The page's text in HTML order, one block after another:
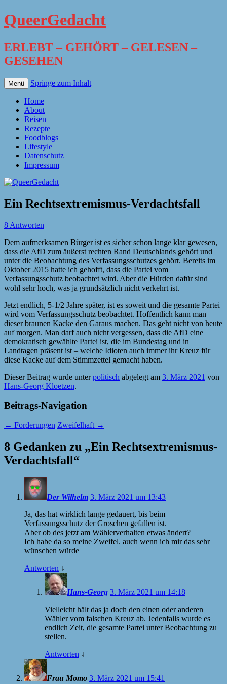
QueerGedacht
ERLEBT – GEHÖRT – GELESEN –
GESEHEN
Menü Springe zum Inhalt
Home
About
Reisen
Rezepte
Foodblogs
Lifestyle
Datenschutz
Impressum
Ein Rechtsextremismus-Verdachtsfall
8 Antworten
Dem aufmerksamen Bürger ist es sicher schon lange klar gewesen,
dass die AfD zum äußerst rechten Rand Deutschlands gehört und
unter die Beobachtung des Verfassungsschutzes gehört. Bereits im
Oktober 2015 hatte ich gehofft, dass die Partei vom
Verfassungsschutz beobachtet wird. Aber die Hürden dafür sind
wohl sehr hoch, was ja grundsätzlich nicht verkehrt ist.
Jetzt endlich, 5-1/2 Jahre später, ist es soweit und die gesamte Partei
wird vom Verfassungsschutz beobachtet. Hoffentlich kann man
dieser braunen Kacke den Garaus machen. Das geht nicht von heute
auf morgen. Man darf auch nicht vergessen, dass die AfD eine
demokratisch gewählte Partei ist, die im Bundestag und in
Landtagen präsent ist – welche Idioten auch immer ihr Kreuz für
diese Kacke auf dem Stimmzettel gemacht haben.
Dieser Beitrag wurde unterpolitisch abgelegt am 3. März 2021 von
Hans-Georg Kloetzen.
Beitrags-Navigation
← Forderungen Zweifelhaft →
8 Gedanken zu „Ein Rechtsextremismus-
Verdachtsfall“
Der Wilhelm 3. März 2021 um 13:43
Ja, das hat wirklich lange gedauert, bis beim
Verfassungsschutz der Groschen gefallen ist.
Aber ob des jetzt am Wählerverhalten etwas ändert?
Ich habe da so meine Zweifel. auch wenn ich mir das sehr
wünschen würde
Antworten ↓
Hans-Georg 3. März 2021 um 14:18
Vielleicht hält das ja doch den einen oder anderen
Wähler vom falschen Kreuz ab. Jedenfalls wurde es
endlich Zeit, die gesamte Partei unter Beobachtung zu
stellen.
Antworten ↓
Frau Momo 3. März 2021 um 15:41